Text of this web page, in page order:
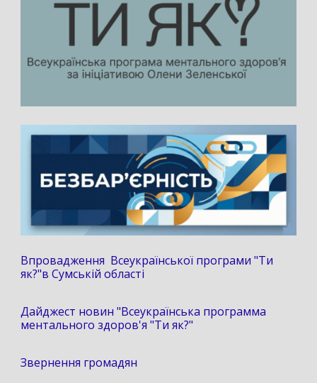
Впровадження Всеукраїнської програми "Ти
як?"в Сумській області
Дайджест новин "Всеукраїнська программа
ментального здоров'я "Ти як?"
Звернення громадян